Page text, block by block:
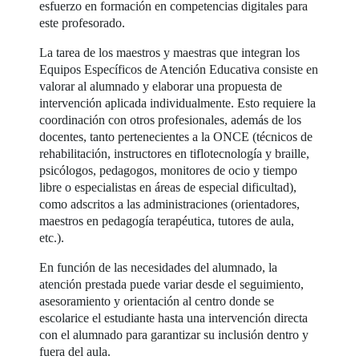
esfuerzo en formación en competencias digitales para
este profesorado.
La tarea de los maestros y maestras que integran los
Equipos Específicos de Atención Educativa consiste en
valorar al alumnado y elaborar una propuesta de
intervención aplicada individualmente. Esto requiere la
coordinación con otros profesionales, además de los
docentes, tanto pertenecientes a la ONCE (técnicos de
rehabilitación, instructores en tiflotecnología y braille,
psicólogos, pedagogos, monitores de ocio y tiempo
libre o especialistas en áreas de especial dificultad),
como adscritos a las administraciones (orientadores,
maestros en pedagogía terapéutica, tutores de aula,
etc.).
En función de las necesidades del alumnado, la
atención prestada puede variar desde el seguimiento,
asesoramiento y orientación al centro donde se
escolarice el estudiante hasta una intervención directa
con el alumnado para garantizar su inclusión dentro y
fuera del aula.